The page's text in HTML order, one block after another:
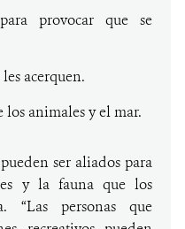
provocar que se
acerquen.
animales y el mar.
ser aliados para
y la fauna que los
“Las personas que